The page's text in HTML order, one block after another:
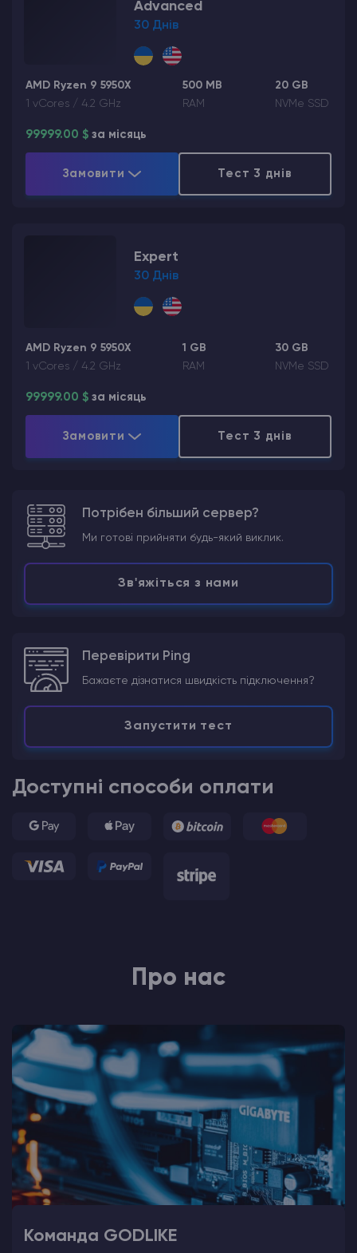
Advanced
30 Днів
AMD Ryzen 9 5950X
1 vCores / 4.2 GHz
500 MB
RAM
20 GB
NVMe SSD
99999.00 $ за місяць
Замовити Тест 3 днів
Expert
30 Днів
AMD Ryzen 9 5950X
1 vCores / 4.2 GHz
1 GB
RAM
30 GB
NVMe SSD
99999.00 $ за місяць
Замовити Тест 3 днів
Потрібен більший сервер?
Ми готові прийняти будь-який виклик.
Зв'яжіться з нами
Перевірити Ping
Бажаєте дізнатися швидкість підключення?
Запустити тест
Доступні способи оплати
Про нас
Команда GODLIKE